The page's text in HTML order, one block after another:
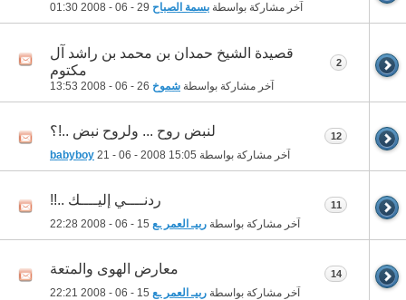
آخر مشاركة بواسطة بسمة الصباح 01:30
قصيدة الشيخ حمدان بن محمد بن راشد آل
مكتوم
آخر مشاركة بواسطة شموخ 13:53
2
لنبض روح ... ولروح نبض ..!؟
آخر مشاركة بواسطة babyboy 21 - 06 - 2008 15:05
12
ردنــــي إليــــك ..!!
آخر مشاركة بواسطة ربيـ العمر ـع 22:28
11
معارض الهوى والمتعة
آخر مشاركة بواسطة ربيـ العمر ـع 22:21
14